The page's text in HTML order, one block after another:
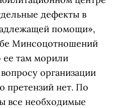
дефекты в
помощи»,
Минсоцотношений
ее там морили
организации
претензий нет. По
все необходимые